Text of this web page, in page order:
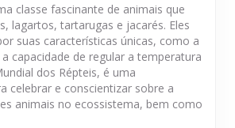
classe fascinante de animais que
lagartos, tartarugas e jacarés. Eles
suas características únicas, como a
capacidade de regular a temperatura
dos Répteis, é uma
celebrar e conscientizar sobre a
animais no ecossistema, bem como